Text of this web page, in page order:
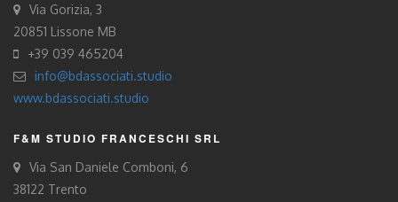
Via Gorizia, 3
20851 Lissone MB
+39 039 465204
info@bdassociati.studio
www.bdassociati.studio
F&M STUDIO FRANCESCHI SRL
Via San Daniele Comboni, 6
38122 Trento